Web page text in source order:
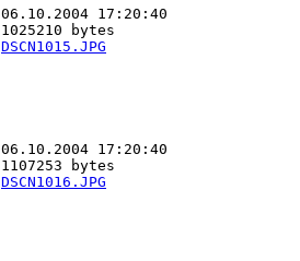
06.10.2004 17:20:40
1025210 bytes
DSCN1015.JPG
06.10.2004 17:20:40
1107253 bytes
DSCN1016.JPG